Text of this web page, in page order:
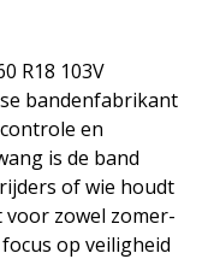
R18 103V
bandenfabrikant
en
is de band
of wie houdt
voor zowel zomer-
op veiligheid